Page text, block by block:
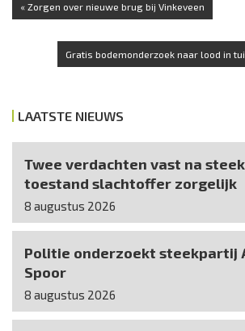
« Zorgen over nieuwe brug bij Vinkeveen
Gratis bodemonderzoek naar lood in
LAATSTE NIEUWS
Twee verdachten vast na
toestand slachtoffer zorgelijk
8 augustus 2026
Politie onderzoekt steekpartij
Spoor
8 augustus 2026